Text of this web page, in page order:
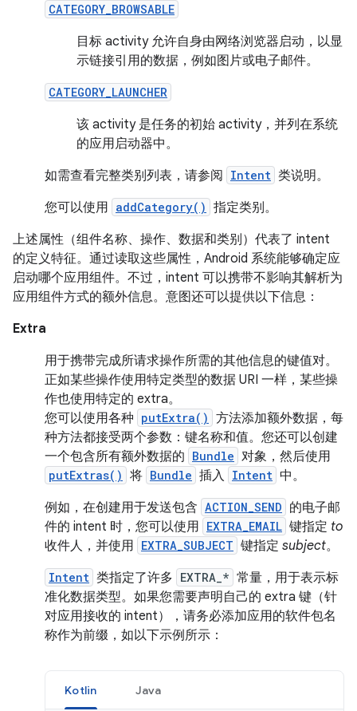
CATEGORY_BROWSABLE
目标 activity 允许自身由网络浏览器启动，以显
示链接引用的数据，例如图片或电子邮件。
CATEGORY_LAUNCHER
该 activity 是任务的初始 activity，并列在系统
的应用启动器中。
如需查看完整类别列表，请参阅
Intent 类说明。
您可以使用 addCategory() 指定类别。
上述属性（组件名称、操作、数据和类别）代表了 intent
的定义特征。通过读取这些属性，Android 系统能够确定应
启动哪个应用组件。不过，intent 可以携带不影响其解析为
应用组件方式的额外信息。意图还可以提供以下信息：
Extra
用于携带完成所请求操作所需的其他信息的键值对。
正如某些操作使用特定类型的数据 URI 一样，某些操
作也使用特定的 extra。
您可以使用各种 putExtra() 方法添加额外数据，每
种方法都接受两个参数：键名称和值。您还可以创建
一个包含所有额外数据的 Bundle 对象，然后使用
putExtras() 将 Bundle 插入 Intent 中。
例如，在创建用于发送包含 ACTION_SEND 的电子邮
件的 intent 时，您可以使用 EXTRA_EMAIL 键指定 to
收件人，并使用 EXTRA_SUBJECT 键指定 subject。
Intent 类指定了许多 EXTRA_* 常量，用于表示标
准化数据类型。如果您需要声明自己的 extra 键（针
对应用接收的 intent），请务必添加应用的软件包名
称作为前缀，如以下示例所示：
Kotlin Java